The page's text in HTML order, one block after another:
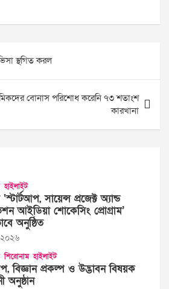
স্থগিত করল
বোনাস পরিশোধ করেনি ৭৩ শতাংশ
কারখানা
হাইলাইট
সায়েন্স প্রজেক্ট অ্যান্ড
আইডিয়া শোকেসিং প্রোগ্রাম’
অনুষ্ঠিত
শিরোনাম হাইলাইট
বিজ্ঞান প্রকল্প ও উদ্ভাবন বিষয়ক
অনুষ্ঠান